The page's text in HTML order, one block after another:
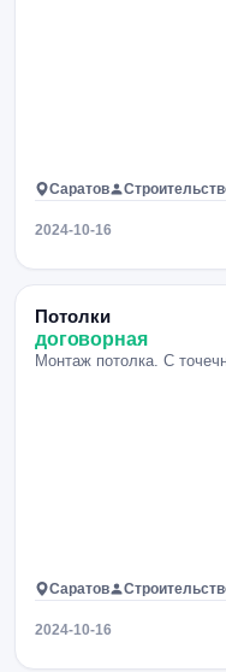
Саратов
2024-10-16
Потолки
договорная
Монтаж потолка. С
Саратов
2024-10-16